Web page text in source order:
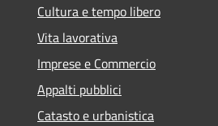
Cultura e tempo libero
Vita lavorativa
Imprese e Commercio
Appalti pubblici
Catasto e urbanistica